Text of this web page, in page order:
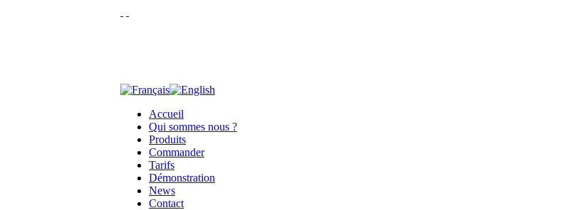
Accueil
Qui sommes nous ?
Produits
Commander
Tarifs
Démonstration
News
Contact